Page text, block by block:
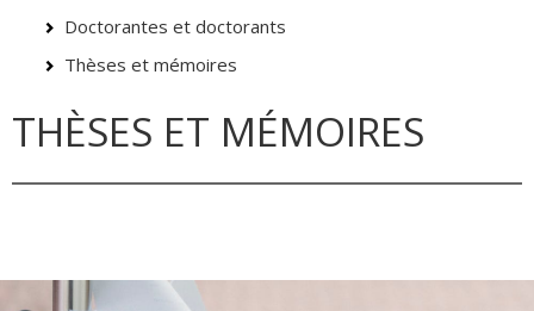
Doctorantes et doctorants
Thèses et mémoires
THÈSES ET MÉMOIRES